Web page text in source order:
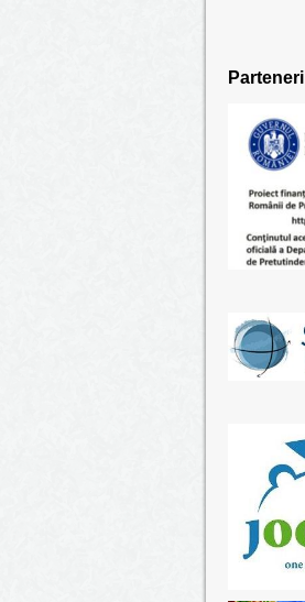
Parteneri